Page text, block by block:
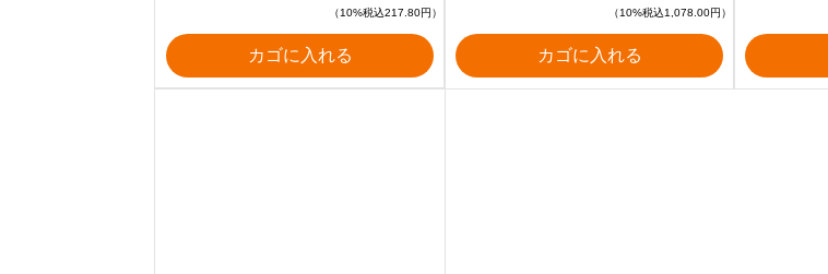
（10%税込217.80円）
カゴに入れる
（10%税込1,078.00円）
カゴに入れる